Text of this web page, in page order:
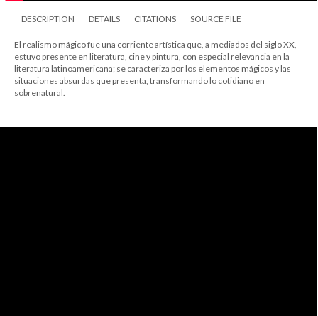
DESCRIPTION DETAILS CITATIONS SOURCE FILE
El realismo mágico fue una corriente artística que, a mediados del siglo XX,
estuvo presente en literatura, cine y pintura, con especial relevancia en la
literatura latinoamericana; se caracteriza por los elementos mágicos y las
situaciones absurdas que presenta, transformando lo cotidiano en
sobrenatural.